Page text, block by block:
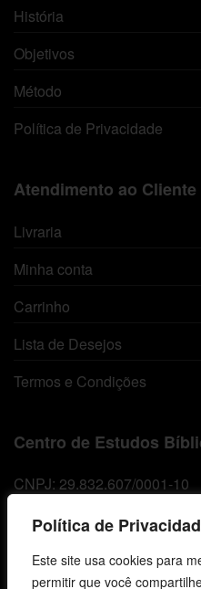
Política de
Este site usa cookies para
permitir que você
História
Objetivos
Método
Política de Privacidade
Atendimento ao Cliente
Livraria
Minha conta
Carrinho
Lista de Desejos
Termos e Condições
Centro de Estudos
CNPJ: 29.832.607/0001-10
Fale Conosco